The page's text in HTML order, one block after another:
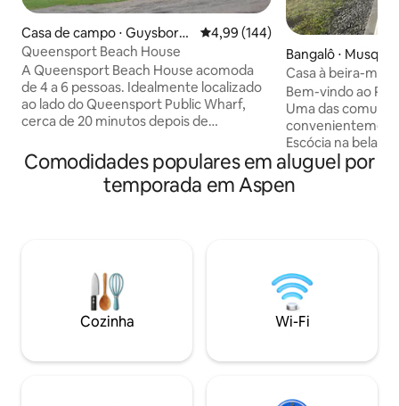
Casa de campo ⋅ Guysboro
ugh
4,99 de uma avaliação média de
4,99 (144)
Queensport Beach House
A Queensport Beach House acomoda
de 4 a 6 pessoas. Idealmente localizado
ao lado do Queensport Public Wharf,
cerca de 20 minutos depois de
deslumbrantes do farol da praia, deck,
cozinha ou loft. Venha experimentar a
tranquilidade absoluta e o pôr do sol
barco, andar de bicicleta, caminhar e
explorar nossas margens perdidas.
Master nível principal com cama Queen.
Observe que esta propriedade está
Bangalô ⋅
rbour
Casa à beira-mar
hidromassagem
Bem-vindo ao
Uma das
Escócia na bela Costa
estiver
experimentar a
da Nova Escócia
fica em dois
mar em uma
da rodovia 7,
apenas quarenta
Comodidades populares em aluguel por
temporada em Aspen
Cozinha Wi-Fi